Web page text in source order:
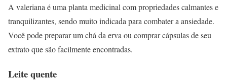
A valeriana é uma planta medicinal com propriedades calmantes e
tranquilizantes, sendo muito indicada para combater a ansiedade.
Você pode preparar um chá da erva ou comprar cápsulas de seu
extrato que são facilmente encontradas.
Leite quente